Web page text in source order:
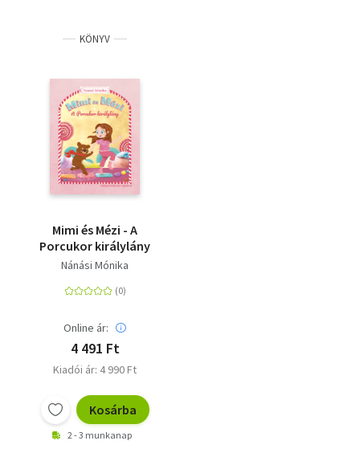
Tankönyv, segédkönyv
Társadalomtudomány
Természettudomány
Történelem
KÖNYV
Mimi és Mézi - A
Porcukor királylány
Nánási Mónika
Online ár:
4 491 Ft
Kiadói ár: 4 990 Ft
Kosárba
2 - 3 munkanap